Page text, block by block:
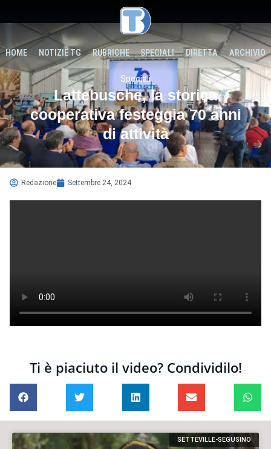
HOME NOTIZIE TG RUBRICHE SPECIALI DIRETTA ARCHIVIO
Speciali
Lattebusche, la storica
cooperativa festeggia 70 anni
di attività
Redazione Settembre 24, 2024
Ti è piaciuto il video? Condividilo!
SETTEVILLE-SEGUSINO